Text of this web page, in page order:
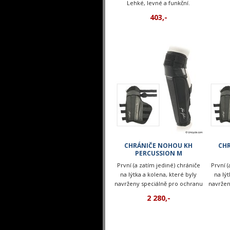
Lehké, levné a funkční.
403,-
CHRÁNIČE NOHOU KH
PERCUSSION M
První (a zatím jediné) chrániče
na lýtka a kolena, které byly
navrženy speciálně pro ochranu
2 280,-
První
na